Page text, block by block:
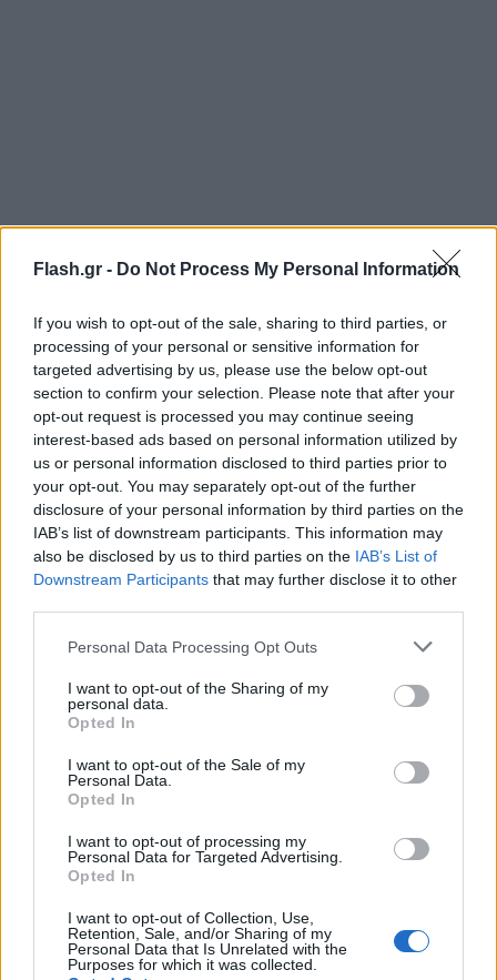
Flash.gr - Do Not Process My Personal Information
If you wish to opt-out of the sale, sharing to third parties, or
processing of your personal or sensitive information for
targeted advertising by us, please use the below opt-out
section to confirm your selection. Please note that after your
opt-out request is processed you may continue seeing
interest-based ads based on personal information utilized by
us or personal information disclosed to third parties prior to
your opt-out. You may separately opt-out of the further
disclosure of your personal information by third parties on the
IAB’s list of downstream participants. This information may
also be disclosed by us to third parties on the IAB’s List of
Downstream Participants that may further disclose it to other
Please note that this website/app uses one or more Google
not limited to your visit or usage behaviour. You may click to
grant or deny consent to Google and its third-party tags to
use your data for below specified purposes in below Google
consent section.
Personal Data Processing Opt Outs
I want to opt-out of the Sharing of my
personal data.
Opted In
I want to opt-out of the Sale of my
Personal Data.
Opted In
I want to opt-out of processing my
Personal Data for Targeted Advertising.
Opted In
I want to opt-out of Collection, Use,
Retention, Sale, and/or Sharing of my
Personal Data that Is Unrelated with the
Purposes for which it was collected.
Δείτε βίντεο με στιγμιότυπα:
https://www.youtube.com/watch?v=QinOSCBvZas